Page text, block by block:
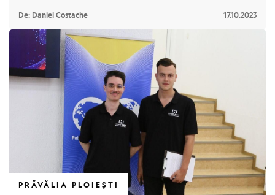
De: Daniel Costache 17.10.2023
PRĂVĂLIA PLOIEȘTI